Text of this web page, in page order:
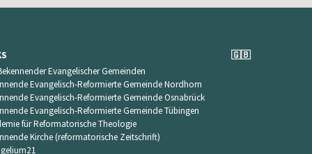
Evangelischer Gemeinden
Evangelisch-Reformierte Gemeinde Nordhorn
Evangelisch-Reformierte Gemeinde Osnabrück
Evangelisch-Reformierte Gemeinde Tübingen
für Reformatorische Theologie
Kirche (reformatorische Zeitschrift)
🇬🇧